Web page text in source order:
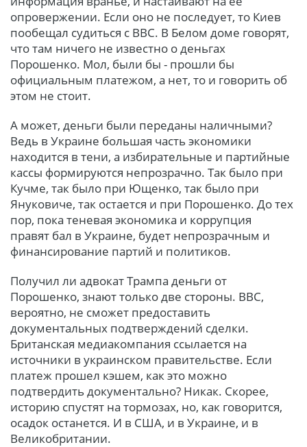
опровержении. Если оно не последует, то Киев
пообещал судиться с ВВС. В Белом доме говорят,
что там ничего не известно о деньгах
Порошенко. Мол, были бы - прошли бы
официальным платежом, а нет, то и говорить об
этом не стоит.
А может, деньги были переданы наличными?
Ведь в Украине большая часть экономики
находится в тени, а избирательные и партийные
кассы формируются непрозрачно. Так было при
Кучме, так было при Ющенко, так было при
Януковиче, так остается и при Порошенко. До тех
пор, пока теневая экономика и коррупция
правят бал в Украине, будет непрозрачным и
финансирование партий и политиков.
Получил ли адвокат Трампа деньги от
Порошенко, знают только две стороны. ВВС,
вероятно, не сможет предоставить
документальных подтверждений сделки.
Британская медиакомпания ссылается на
источники в украинском правительстве. Если
платеж прошел кэшем, как это можно
подтвердить документально? Никак. Скорее,
историю спустят на тормозах, но, как говорится,
осадок останется. И в США, и в Украине, и в
Великобритании.